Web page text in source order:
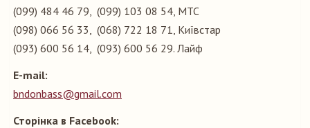
(099) 484 46 79, (099) 103 08 54, МТС
(098) 066 56 33, (068) 722 18 71, Київстар
(093) 600 56 14, (093) 600 56 29. Лайф
Е-mail:
bndonbass@gmail.com
Сторінка в Facebook: